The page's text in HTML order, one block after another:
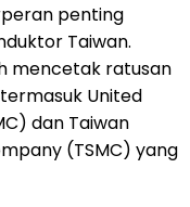
penting
Taiwan.
mencetak ratusan
United
dan Taiwan
(TSMC) yang